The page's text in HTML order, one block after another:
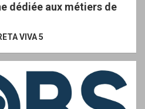
dédiée aux métiers de
VIVA 5